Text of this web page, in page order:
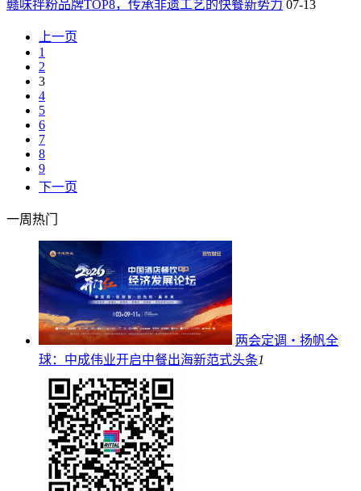
赣味拌粉品牌TOP8，传承非遗工艺的快餐新势力 07-13
上一页
1
2
3
4
5
6
7
8
9
下一页
一周热门
两会定调・扬帆全
球：中成伟业开启中餐出海新范式头条1